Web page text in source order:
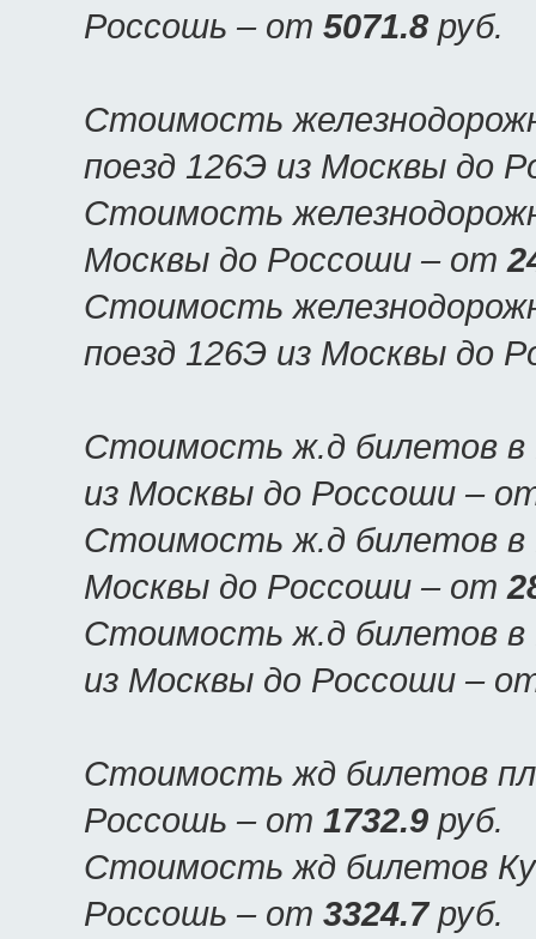
Россошь – от 5071.8 руб.
Стоимость
поезд 126Э из Москвы до
Стоимость
Москвы до Россоши – от
Стоимость
поезд 126Э из Москвы до
Стоимость ж.д билетов в
из Москвы до Россоши –
Стоимость ж.д билетов в
Москвы до Россоши – от
Стоимость ж.д билетов в
из Москвы до Россоши –
Стоимость жд билетов
Россошь – от 1732.9 руб.
Стоимость жд билетов
Россошь – от 3324.7руб.